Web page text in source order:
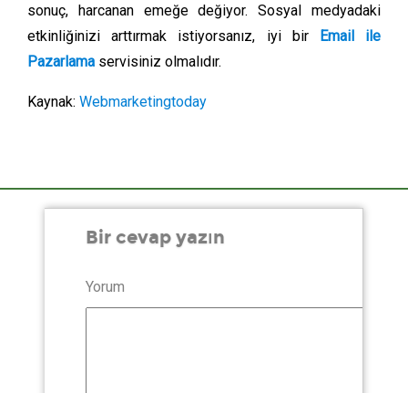
sonuç, harcanan emeğe değiyor. Sosyal medyadaki
etkinliğinizi arttırmak istiyorsanız, iyi bir Email ile
Pazarlama servisiniz olmalıdır.
Kaynak: Webmarketingtoday
Bir cevap yazın
Yorum